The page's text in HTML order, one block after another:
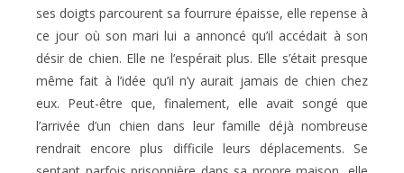
ses doigts parcourent sa fourrure épaisse, elle repense à
ce jour où son mari lui a annoncé qu’il accédait à son
désir de chien. Elle ne l’espérait plus. Elle s’était presque
même fait à l’idée qu’il n’y aurait jamais de chien chez
eux. Peut-être que, finalement, elle avait songé que
l’arrivée d’un chien dans leur famille déjà nombreuse
rendrait encore plus difficile leurs déplacements. Se